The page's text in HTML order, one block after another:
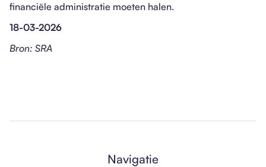
financiële administratie moeten halen.
18-03-2026
Bron: SRA
Navigatie